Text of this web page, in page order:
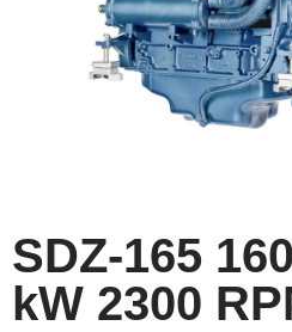
SDZ-165
kW 2300